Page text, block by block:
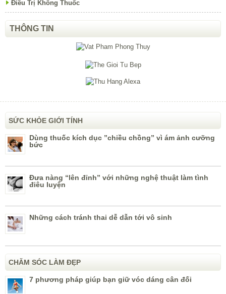
Điều Trị Không Thuốc
THÔNG TIN
SỨC KHỎE GIỚI TÍNH
Dùng thuốc kích dục ”chiều chồng” vì ám ảnh cưỡng
bức
Đưa nàng “lên đỉnh” với những nghệ thuật làm tình
điêu luyện
Những cách tránh thai dễ dẫn tới vô sinh
CHĂM SÓC LÀM ĐẸP
7 phương pháp giúp bạn giữ vóc dáng cân đối